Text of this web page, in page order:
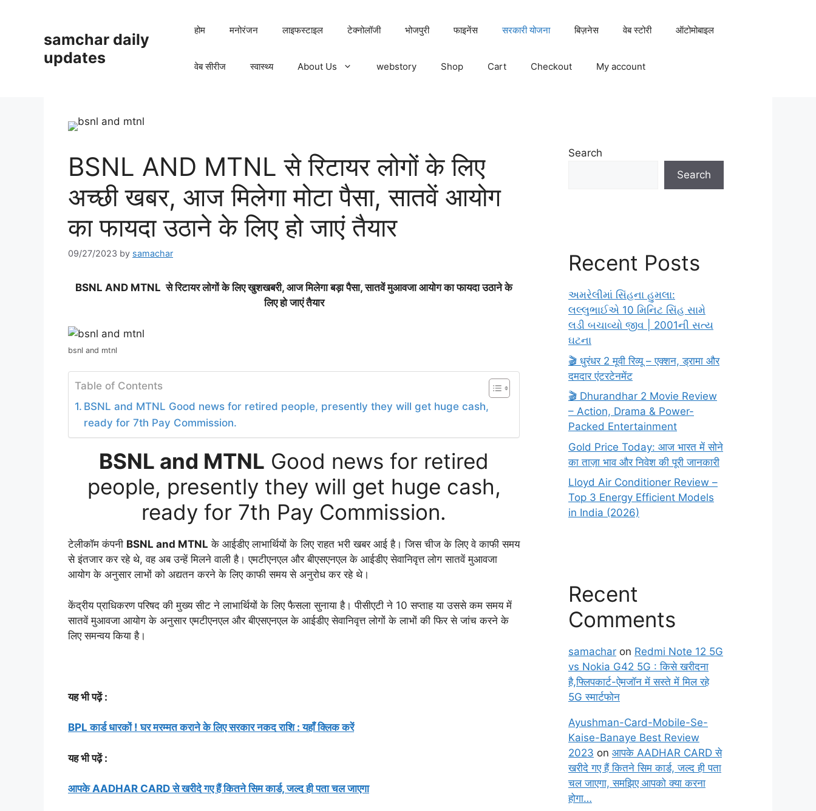
samchar daily
updates
होम मनोरंजन लाइफस्टाइल टेक्नोलॉजी भोजपुरी फाइनेंस सरकारी योजना बिज़नेस वेब स्टोरी ऑटोमोबाइल
वेब सीरीज स्वास्थ्य About Us webstory Shop Cart Checkout My account
BSNL AND MTNL से रिटायर लोगों के लिए
अच्छी खबर, आज मिलेगा मोटा पैसा, सातवें आयोग
का फायदा उठाने के लिए हो जाएं तैयार
09/27/2023 by samachar
BSNL AND MTNL से रिटायर लोगों के लिए खुशखबरी, आज मिलेगा बड़ा पैसा, सातवें मुआवजा आयोग का फायदा उठाने के
लिए हो जाएं तैयार
bsnl and mtnl
Table of Contents
BSNL and MTNL Good news for retired people, presently they will get huge cash,
ready for 7th Pay Commission.
BSNL and MTNL Good news for retired
people, presently they will get huge cash,
ready for 7th Pay Commission.
टेलीकॉम कंपनी BSNL and MTNL के आईडीए लाभार्थियों के लिए राहत भरी खबर आई है। जिस चीज के लिए वे काफी समय
से इंतजार कर रहे थे, वह अब उन्हें मिलने वाली है। एमटीएनएल और बीएसएनएल के आईडीए सेवानिवृत्त लोग सातवें मुआवजा
आयोग के अनुसार लाभों को अद्यतन करने के लिए काफी समय से अनुरोध कर रहे थे।
केंद्रीय प्राधिकरण परिषद की मुख्य सीट ने लाभार्थियों के लिए फैसला सुनाया है। पीसीएटी ने 10 सप्ताह या उससे कम समय में
सातवें मुआवजा आयोग के अनुसार एमटीएनएल और बीएसएनएल के आईडीए सेवानिवृत्त लोगों के लाभों की फिर से जांच करने के
लिए समन्वय किया है।
यह भी पढ़ें :
BPL कार्ड धारकों ! घर मरम्मत कराने के लिए सरकार नकद राशि : यहाँ क्लिक करें
यह भी पढ़ें :
आपके AADHAR CARD से खरीदे गए हैं कितने सिम कार्ड, जल्द ही पता चल जाएगा
Search
Search
Recent Posts
અમરેલીમાં સિંહના હુમલા:
લલ્લુભાઈએ 10 મિનિટ સિંહ સામે
લડી બચાવ્યો જીવ | 2001ની સત્ય
ઘટના
🎬 धुरंधर 2 मूवी रिव्यू – एक्शन, ड्रामा और
दमदार एंटरटेनमेंट
🎬 Dhurandhar 2 Movie Review
– Action, Drama & Power-
Packed Entertainment
Gold Price Today: आज भारत में सोने
का ताज़ा भाव और निवेश की पूरी जानकारी
Lloyd Air Conditioner Review –
Top 3 Energy Efficient Models
in India (2026)
Recent
Comments
samachar on Redmi Note 12 5G
vs Nokia G42 5G : किसे खरीदना
है,फ्लिपकार्ट-ऐमजॉन में सस्ते में मिल रहे
5G स्मार्टफोन
Ayushman-Card-Mobile-Se-
Kaise-Banaye Best Review
2023 on आपके AADHAR CARD से
खरीदे गए हैं कितने सिम कार्ड, जल्द ही पता
चल जाएगा, समझिए आपको क्या करना
होगा…